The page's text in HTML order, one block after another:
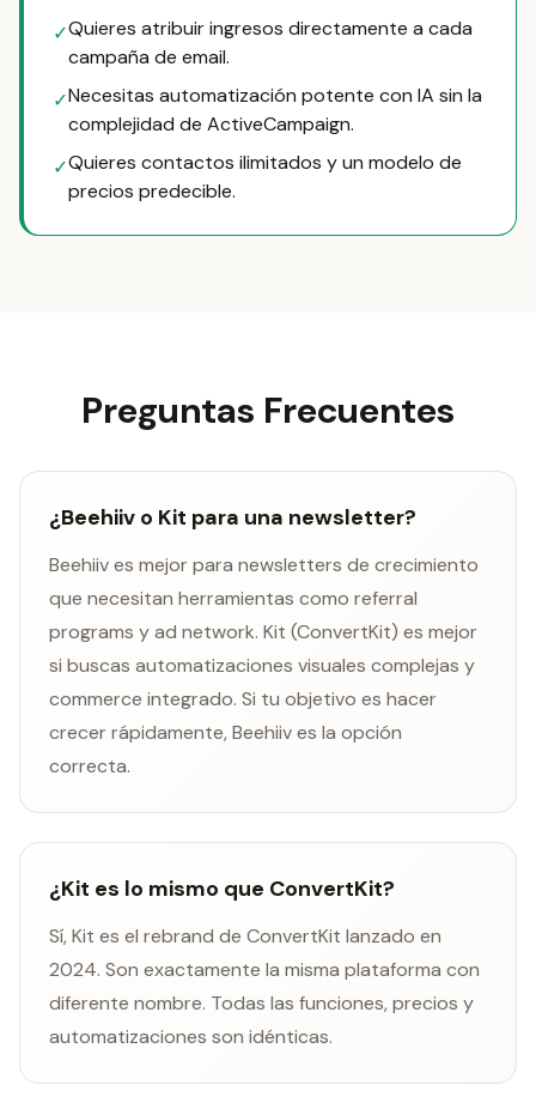
✓Quieres atribuir ingresos directamente a cada
campaña de email.
✓Necesitas automatización potente con IA sin la
complejidad de ActiveCampaign.
✓Quieres contactos ilimitados y un modelo de
precios predecible.
Preguntas Frecuentes
¿Beehiiv o Kit para una newsletter?
Beehiiv es mejor para newsletters de crecimiento
que necesitan herramientas como referral
programs y ad network. Kit (ConvertKit) es mejor
si buscas automatizaciones visuales complejas y
commerce integrado. Si tu objetivo es hacer
crecer rápidamente, Beehiiv es la opción
correcta.
¿Kit es lo mismo que ConvertKit?
Sí, Kit es el rebrand de ConvertKit lanzado en
2024. Son exactamente la misma plataforma con
diferente nombre. Todas las funciones, precios y
automatizaciones son idénticas.